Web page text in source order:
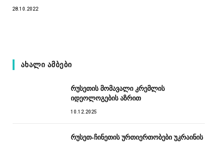
28.10.2022
ᲐᲮᲐᲚᲘ ᲐᲛᲑᲔᲑᲘ
რუსეთის მომავალი კრემლის
იდეოლოგების აზრით
10.12.2025
რუსეთ-ჩინეთის ურთიერთობები უკრაინის